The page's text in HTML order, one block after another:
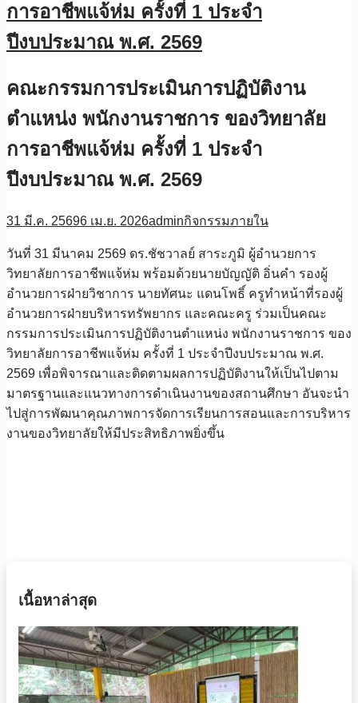
การอาชีพแจ้ห่ม ครั้งที่ 1 ประจำ
ปีงบประมาณ พ.ศ. 2569
คณะกรรมการประเมินการปฏิบัติงาน
ตำแหน่ง พนักงานราชการ ของวิทยาลัย
การอาชีพแจ้ห่ม ครั้งที่ 1 ประจำ
ปีงบประมาณ พ.ศ. 2569
31 มี.ค. 25696 เม.ย. 2026adminกิจกรรมภายใน
วันที่ 31 มีนาคม 2569 ดร.ชัชวาลย์ สาระภูมิ ผู้อำนวยการ
วิทยาลัยการอาชีพแจ้ห่ม พร้อมด้วยนายบัญญัติ อิ่นคำ รองผู้
อำนวยการฝ่ายวิชาการ นายทัศนะ แดนโพธิ์ ครูทำหน้าที่รองผู้
อำนวยการฝ่ายบริหารทรัพยากร และคณะครู ร่วมเป็นคณะ
กรรมการประเมินการปฏิบัติงานตำแหน่ง พนักงานราชการ ของ
วิทยาลัยการอาชีพแจ้ห่ม ครั้งที่ 1 ประจำปีงบประมาณ พ.ศ.
2569 เพื่อพิจารณาและติดตามผลการปฏิบัติงานให้เป็นไปตาม
มาตรฐานและแนวทางการดำเนินงานของสถานศึกษา อันจะนำ
ไปสู่การพัฒนาคุณภาพการจัดการเรียนการสอนและการบริหาร
งานของวิทยาลัยให้มีประสิทธิภาพยิ่งขึ้น
เนื้อหาล่าสุด